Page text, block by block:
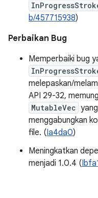
b/457715938)
Perbaikan Bug
Memperbaiki bug
melepaskan/
API 29-32,
MutableVec
menggabungkan
file. (Ia4da0)
Meningkatkan
menjadi 1.0.4 (